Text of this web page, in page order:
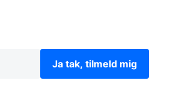
Ja tak, tilmeld mig